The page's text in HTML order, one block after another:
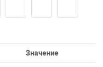
Значение